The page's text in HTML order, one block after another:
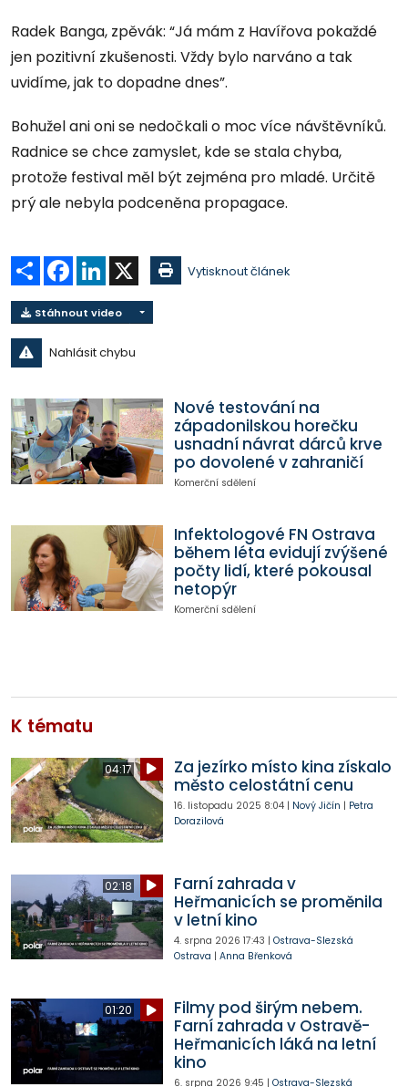
Radek Banga, zpěvák: “Já mám z Havířova pokaždé
jen pozitivní zkušenosti. Vždy bylo narváno a tak
uvidíme, jak to dopadne dnes”.
Bohužel ani oni se nedočkali o moc více návštěvníků.
Radnice se chce zamyslet, kde se stala chyba,
protože festival měl být zejména pro mladé. Určitě
prý ale nebyla podceněna propagace.
Sdílet Facebook
LinkedIn Vytisknout článek
Stáhnout video
Nahlásit chybu
Nové testování na
západonilskou horečku
usnadní návrat dárců krve
po dovolené v zahraničí
Komerční sdělení
Infektologové FN Ostrava
během léta evidují zvýšené
počty lidí, které pokousal
netopýr
Komerční sdělení
K tématu
04:17
Za jezírko místo kina získalo
město celostátní cenu
16. listopadu 2025 8:04| Nový Jičín | Petra
Dorazilová
02:18
Farní zahrada v
Heřmanicích se proměnila
v letní kino
4. srpna 2026 17:43 | Ostrava-Slezská
Ostrava | Anna Břenková
01:20
Filmy pod širým nebem.
Farní zahrada v Ostravě-
Heřmanicích láká na letní
kino
6. srpna 2026 9:45 | Ostrava-Slezská